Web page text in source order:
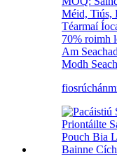
Méid, Tiús,
Téarmaí
70% roimh
Am
Modh
fiosrúchán